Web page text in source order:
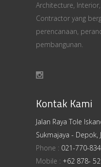
Architecture,
Contractor yang
perencanaan,
pembangunan.
Kontak Kami
Jalan Raya Tole
Sukmajaya - Depok,
Phone : 021-770-
Mobile : +62 878-